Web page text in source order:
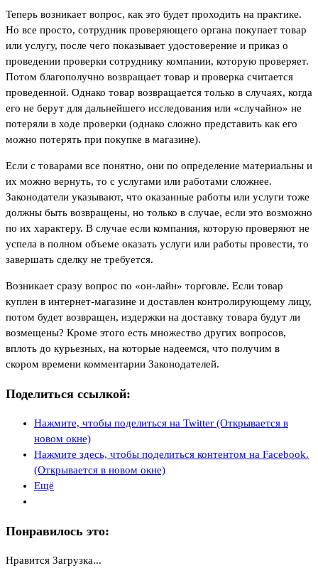
Теперь возникает вопрос, как это будет проходить на практике.
Но все просто, сотрудник проверяющего органа покупает товар
или услугу, после чего показывает удостоверение и приказ о
проведении проверки сотруднику компании, которую проверяет.
Потом благополучно возвращает товар и проверка считается
проведенной. Однако товар возвращается только в случаях, когда
его не берут для дальнейшего исследования или «случайно» не
потеряли в ходе проверки (однако сложно представить как его
можно потерять при покупке в магазине).
Если с товарами все понятно, они по определение материальны и
их можно вернуть, то с услугами или работами сложнее.
Законодатели указывают, что оказанные работы или услуги тоже
должны быть возвращены, но только в случае, если это возможно
по их характеру. В случае если компания, которую проверяют не
успела в полном объеме оказать услуги или работы провести, то
завершать сделку не требуется.
Возникает сразу вопрос по «он-лайн» торговле. Если товар
куплен в интернет-магазине и доставлен контролирующему лицу,
потом будет возвращен, издержки на доставку товара будут ли
возмещены? Кроме этого есть множество других вопросов,
вплоть до курьезных, на которые надеемся, что получим в
скором времени комментарии Законодателей.
Поделиться ссылкой:
Нажмите, чтобы поделиться на Twitter (Открывается в
новом окне)
Нажмите здесь, чтобы поделиться контентом на Facebook.
(Открывается в новом окне)
Ещё
Понравилось это:
Нравится Загрузка...